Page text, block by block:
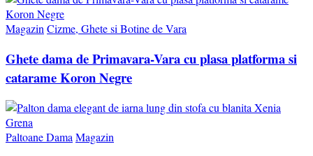
MagazinCizme, Ghete si Botine de Vara
Ghete dama de Primavara-Vara cu plasa platforma si
catarame Koron Negre
Paltoane Dama Magazin